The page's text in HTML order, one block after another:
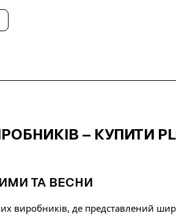
– КУПИТИ
ТА ВЕСНИ
виробників, де представлений